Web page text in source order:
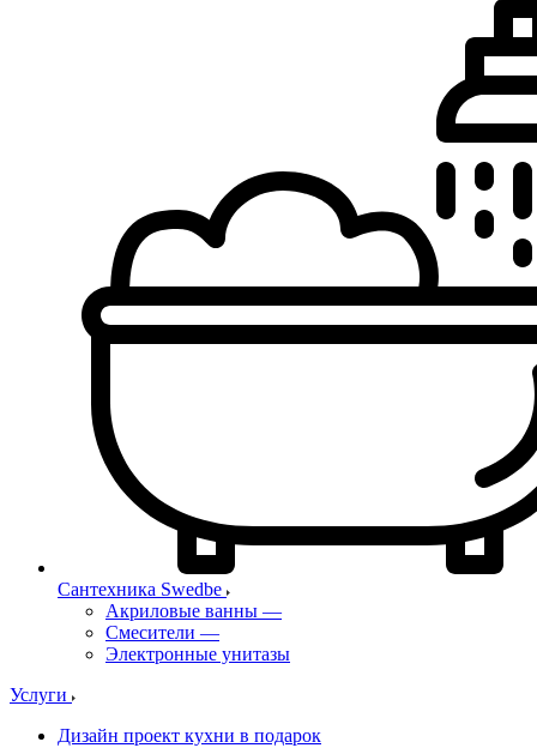
Сантехника Swedbe
Акриловые ванны —
Смесители —
Электронные унитазы
Услуги
Дизайн проект кухни в подарок